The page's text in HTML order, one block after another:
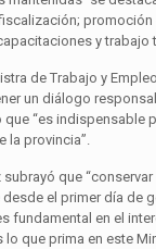
y trabajo
de Trabajo y
un diálogo
“es indispensable
la provincia”.
que “conservar
el primer día de
fundamental en el
que prima en este